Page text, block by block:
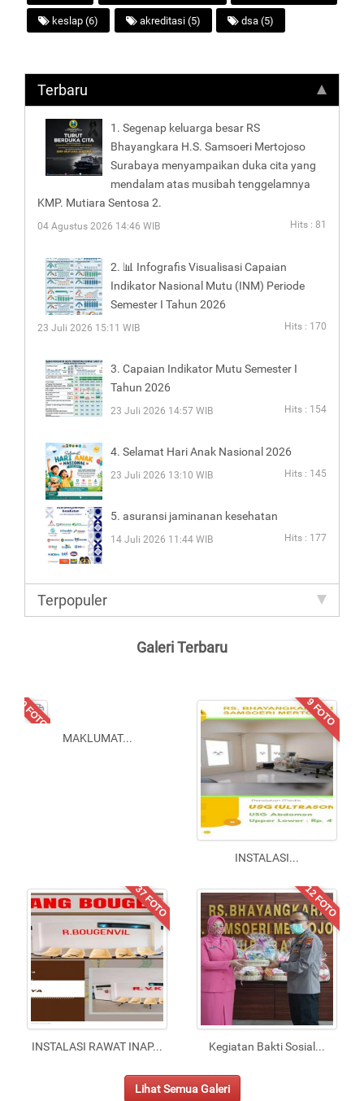
keslap (6) akreditasi (5) dsa (5)
Terbaru
1. Segenap keluarga besar RS
Bhayangkara H.S. Samsoeri Mertojoso
Surabaya menyampaikan duka cita yang
mendalam atas musibah tenggelamnya
KMP. Mutiara Sentosa 2.
04 Agustus 2026 14:46 WIB Hits : 81
2. 📊 Infografis Visualisasi Capaian
Indikator Nasional Mutu (INM) Periode
Semester I Tahun 2026
23 Juli 2026 15:11 WIB Hits : 170
3. Capaian Indikator Mutu Semester I
Tahun 2026
23 Juli 2026 14:57 WIB Hits : 154
4. Selamat Hari Anak Nasional 2026
23 Juli 2026 13:10 WIB Hits : 145
5. asuransi jaminanan kesehatan
14 Juli 2026 11:44 WIB Hits : 177
Terpopuler
Galeri Terbaru
10 FOTO
MAKLUMAT...
9 FOTO
INSTALASI...
37 FOTO
INSTALASI RAWAT INAP...
12 FOTO
Kegiatan Bakti Sosial ...
Lihat Semua Galeri